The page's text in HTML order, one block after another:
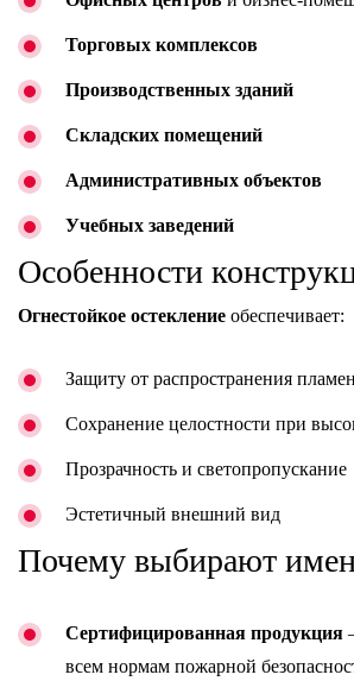
Торговых комплексов
Производственных зданий
Складских помещений
Административных объектов
Учебных заведений
Особенности
Огнестойкое остекление обеспечивает:
Защиту от распространения
Сохранение целостности при
Прозрачность и светопропускание
Эстетичный внешний вид
Почему выбирают
Сертифицированная продукция
всем нормам пожарной